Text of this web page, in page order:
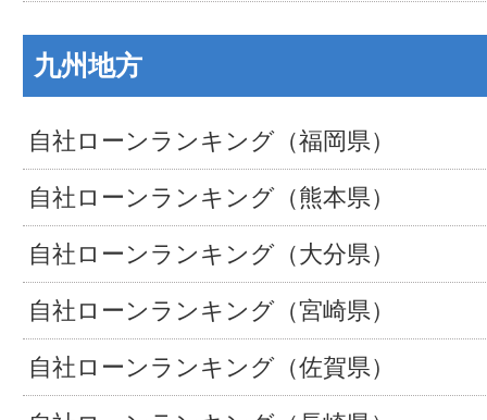
九州地方
自社ローンランキング（福岡県）
自社ローンランキング（熊本県）
自社ローンランキング（大分県）
自社ローンランキング（宮崎県）
自社ローンランキング（佐賀県）